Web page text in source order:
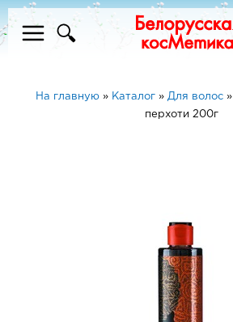
На главную» Каталог» Для волос»
перхоти 200г